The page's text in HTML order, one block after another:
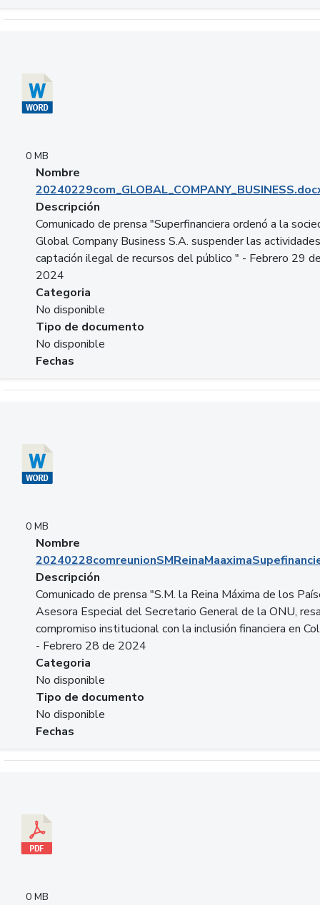
0 MB
Nombre
Descripción
Comunicado de prensa "Superfinanciera ordenó a la
Global Company Business S.A. suspender las
captación ilegal de recursos del público " - Febrero 29
2024
Categoria
No disponible
Tipo de documento
No disponible
Fechas
0 MB
Nombre
Descripción
Comunicado de prensa "S.M. la Reina Máxima de los
Asesora Especial del Secretario General de la ONU,
compromiso institucional con la inclusión financiera en
- Febrero 28 de 2024
Categoria
No disponible
Tipo de documento
No disponible
Fechas
0 MB